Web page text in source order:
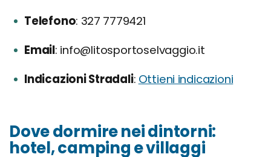
Telefono 327 7779421
Email info@litosportoselvaggio.it
Indicazioni Stradali Ottieni indicazioni
Dove dormire nei dintorni:
hotel, camping e villaggi